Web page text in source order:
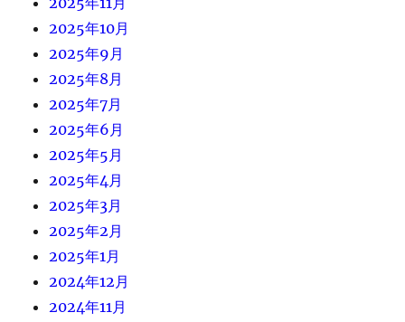
2025年10月
2025年9月
2025年8月
2025年7月
2025年6月
2025年5月
2025年4月
2025年3月
2025年2月
2025年1月
2024年12月
2024年11月